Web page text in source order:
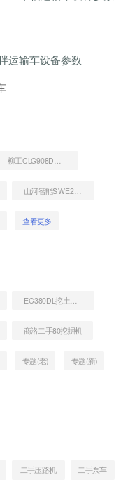
运输车设备参数
山河智能SWE215挖掘机
查看更多
EC380DL挖土机价格
商洛二手80挖掘机
专题(老) 专题(新)
二手压路机 二手泵车